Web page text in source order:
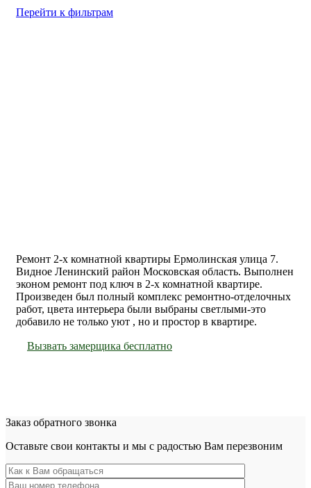
Перейти к фильтрам
Ремонт 2-х комнатной квартиры Ермолинская улица 7.
Видное Ленинский район Московская область. Выполнен
эконом ремонт под ключ в 2-х комнатной квартире.
Произведен был полный комплекс ремонтно-отделочных
работ, цвета интерьера были выбраны светлыми-это
добавило не только уют , но и простор в квартире.
Вызвать замерщика бесплатно
Заказ обратного звонка
Оставьте свои контакты и мы с радостью Вам перезвоним